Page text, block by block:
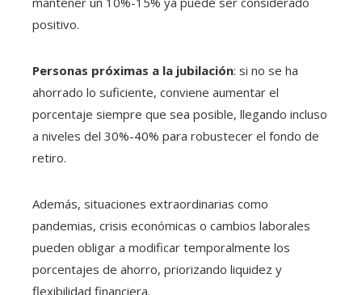
positivo.
Personas próximas a la jubilación: si no se ha
ahorrado lo suficiente, conviene aumentar el
porcentaje siempre que sea posible, llegando incluso
a niveles del 30%-40% para robustecer el fondo de
retiro.
Además, situaciones extraordinarias como
pandemias, crisis económicas o cambios laborales
pueden obligar a modificar temporalmente los
porcentajes de ahorro, priorizando liquidez y
flexibilidad financiera.